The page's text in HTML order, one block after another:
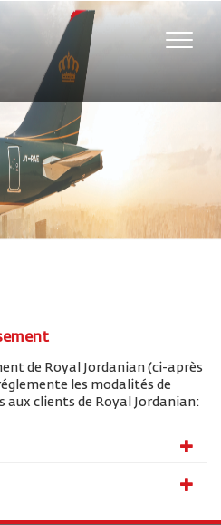
Toggle
de Royal Jordanian (ci-après
les modalités de
clients de Royal Jordanian: